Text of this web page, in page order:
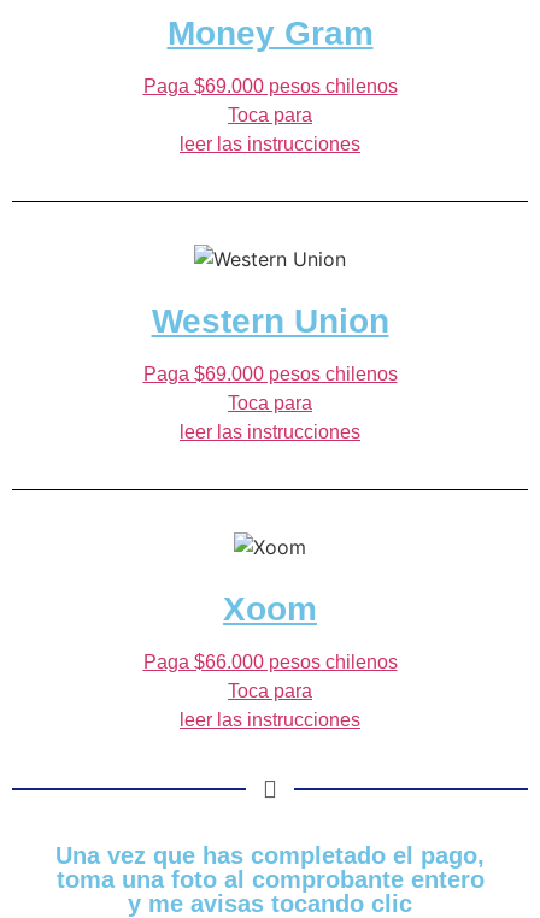
Money Gram
Paga $69.000 pesos chilenos
Toca para
leer las instrucciones
Western Union
Paga $69.000 pesos chilenos
Toca para
leer las instrucciones
Xoom
Paga $66.000 pesos chilenos
Toca para
leer las instrucciones
Una vez que has completado el pago,
toma una foto al comprobante entero
y me avisas tocando clic